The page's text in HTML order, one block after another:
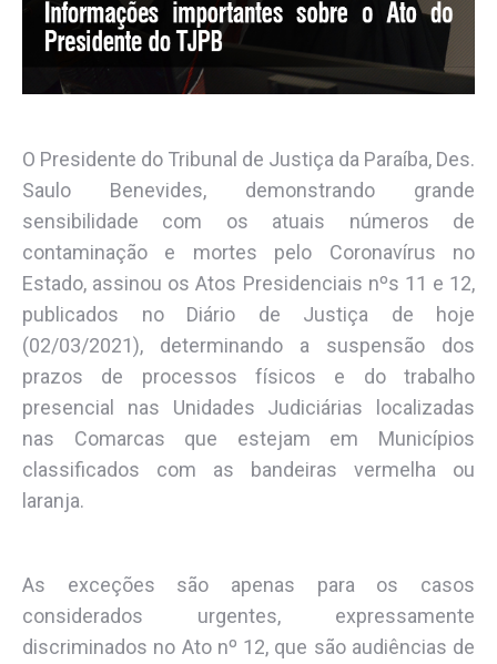
O Presidente do Tribunal de Justiça da Paraíba, Des.
Saulo Benevides, demonstrando grande
sensibilidade com os atuais números de
contaminação e mortes pelo Coronavírus no
Estado, assinou os Atos Presidenciais nºs 11 e 12,
publicados no Diário de Justiça de hoje
(02/03/2021), determinando a suspensão dos
prazos de processos físicos e do trabalho
presencial nas Unidades Judiciárias localizadas
nas Comarcas que estejam em Municípios
classificados com as bandeiras vermelha ou
laranja.
As exceções são apenas para os casos
considerados urgentes, expressamente
discriminados no Ato nº 12, que são audiências de